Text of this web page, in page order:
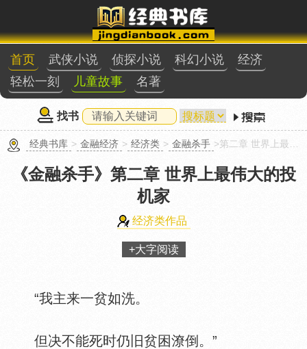
首页 武侠小说 侦探小说 科幻小说
经济
轻松一刻
儿童故事 名著
找书
经典书库 > 金融经济 > 经济类 > 金融杀手 >第二章 世界上最伟大的投机家
《金融杀手》 第二章 世界上最伟大的投
机家
经济类作品
+大字阅读
“我主来一贫如洗。
但决不能死时仍旧贫困潦倒。”